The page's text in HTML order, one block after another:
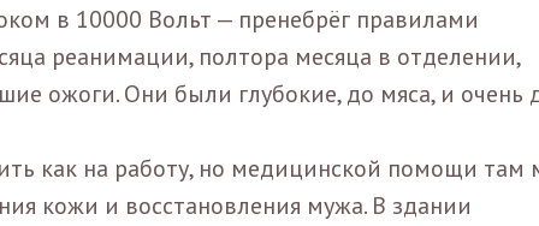
в 10000 Вольт — пренебрёг правилами
реанимации, полтора месяца в отделении,
ожоги. Они были глубокие, до мяса, и очень
как на работу, но медицинской помощи там
кожи и восстановления мужа. В здании